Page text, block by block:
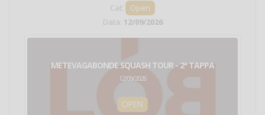
Cat:
Open
Data: 12/09/2026
METEVAGABONDE SQUASH TOUR - 2ª TAPPA
12/09/2026
OPEN